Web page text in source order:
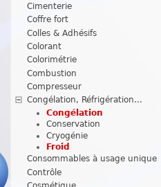
Cimenterie
Coffre fort
Colles & Adhésifs
Colorant
Colorimétrie
Combustion
Compresseur
Congélation, Réfrigération...
Congélation
Conservation
Cryogénie
Froid
Consommables à usage unique
Contrôle